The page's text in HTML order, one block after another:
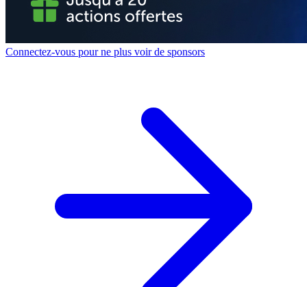
Connectez-vous pour ne plus voir de sponsors